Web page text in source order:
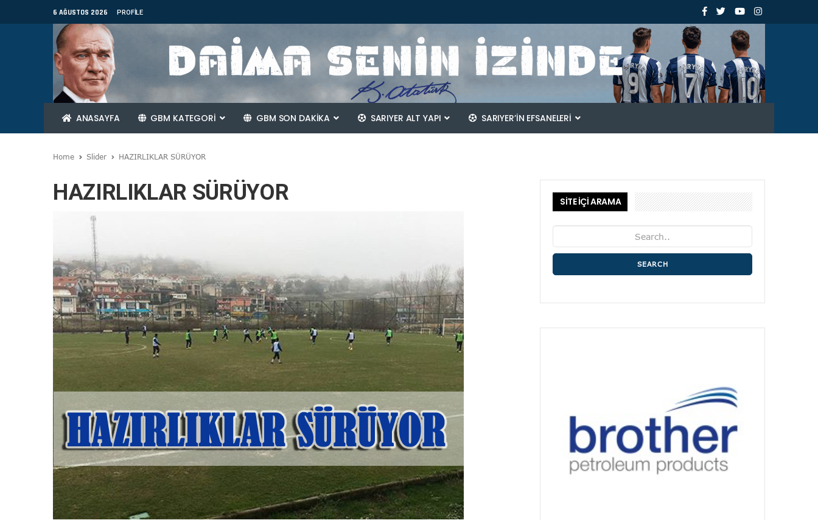
6 AĞUSTOS 2026 PROFILE
ANASAYFA GBM KATEGORİ GBM SON DAKİKA SARIYER ALT YAPI SARIYER’IN EFSANELERI
Home Slider HAZIRLIKLAR SÜRÜYOR
HAZIRLIKLAR SÜRÜYOR SİTE İÇİ ARAMA
SEARCH